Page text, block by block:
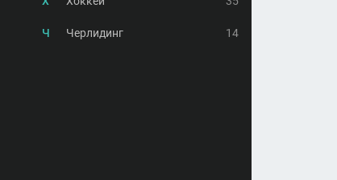
Ч Черлидинг 14